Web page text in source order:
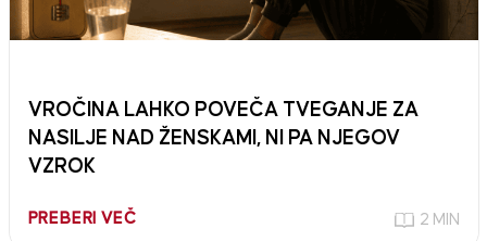
VROČINA LAHKO POVEČA TVEGANJE ZA
NASILJE NAD ŽENSKAMI, NI PA NJEGOV
VZROK
PREBERI VEČ 2 MIN